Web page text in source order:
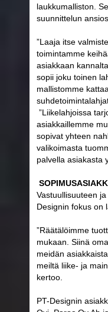
laukkumalliston.
suunnittelun
”Laaja itse
toimintamme
asiakkaan
sopii joku toinen
mallistomme
”Liikelahjoissa
asiakkaillemme
sopivat yhteen
valikoimasta
palvella asiakasta
Vastuullisuuteen
Designin fokus on
”Räätälöimme
mukaan. Siinä
meidän
meiltä liike- ja
kertoo.
PT-Designin